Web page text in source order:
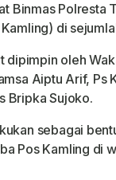
Binmas Polresta
di
dipimpin oleh
Aiptu Arif, Ps
Bripka Sujoko.
sebagai
Pos Kamling di